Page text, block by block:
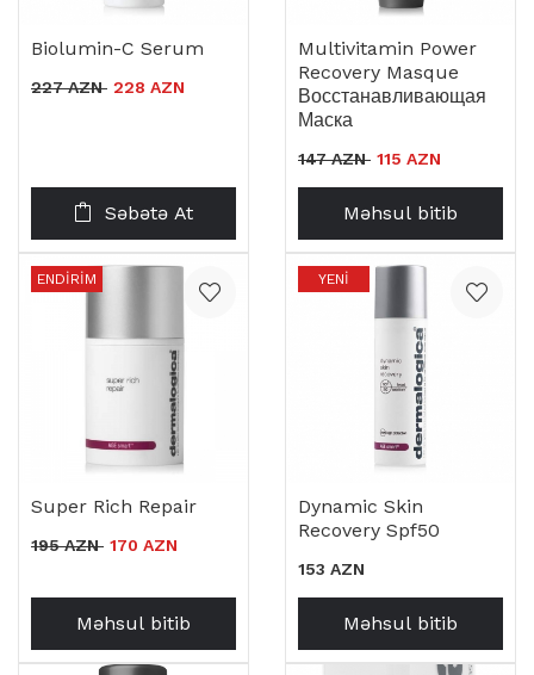
Biolumin-C Serum
227 AZN 228 AZN
Səbətə At
Multivitamin Power
Recovery Masque
Восстанавливающая
Маска
147 AZN 115 AZN
Məhsul bitib
ENDIRIM
Super Rich Repair
195 AZN 170 AZN
Məhsul bitib
YENI
Dynamic Skin
Recovery Spf50
153 AZN
Məhsul bitib